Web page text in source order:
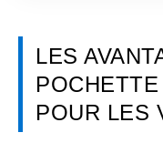
LES
POUR LES